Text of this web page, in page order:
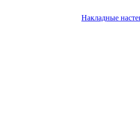
Накладные